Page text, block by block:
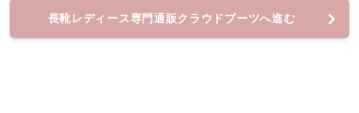
長靴レディース専門通販クラウドブーツへ進む